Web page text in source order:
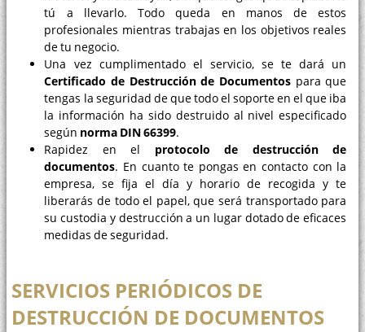
tú a llevarlo. Todo queda en manos de estos
profesionales mientras trabajas en los objetivos reales
de tu negocio.
Una vez cumplimentado el servicio, se te dará un
Certificado de Destrucción de Documentos para que
tengas la seguridad de que todo el soporte en el que iba
la información ha sido destruido al nivel especificado
según norma DIN 66399.
Rapidez en el protocolo de destrucción de
documentos. En cuanto te pongas en contacto con la
empresa, se fija el día y horario de recogida y te
liberarás de todo el papel, que será transportado para
su custodia y destrucción a un lugar dotado de eficaces
medidas de seguridad.
SERVICIOS PERIÓDICOS DE
DESTRUCCIÓN DE DOCUMENTOS